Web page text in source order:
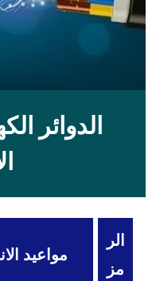
الدوائر
الر
مز
مواعيد